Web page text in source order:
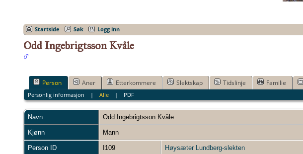
Startside Søk Logg inn
Odd Ingebrigtsson Kvåle
Person Aner Etterkommere Slektskap Tidslinje Familie
Personlig informasjon | Alle| PDF
Navn Odd Ingebrigtsson Kvåle
Kjønn Mann
Person ID I109 Høysæter Lundberg-slekten